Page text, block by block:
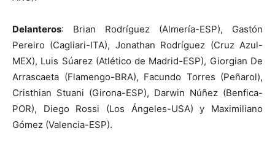
Delanteros: Brian Rodríguez (Almería-ESP), Gastón
Pereiro (Cagliari-ITA), Jonathan Rodríguez (Cruz Azul-
MEX), Luis Súarez (Atlético de Madrid-ESP), Giorgian De
Arrascaeta (Flamengo-BRA), Facundo Torres (Peñarol),
Cristhian Stuani (Girona-ESP), Darwin Núñez (Benfica-
POR), Diego Rossi (Los Ángeles-USA) y Maximiliano
Gómez (Valencia-ESP).